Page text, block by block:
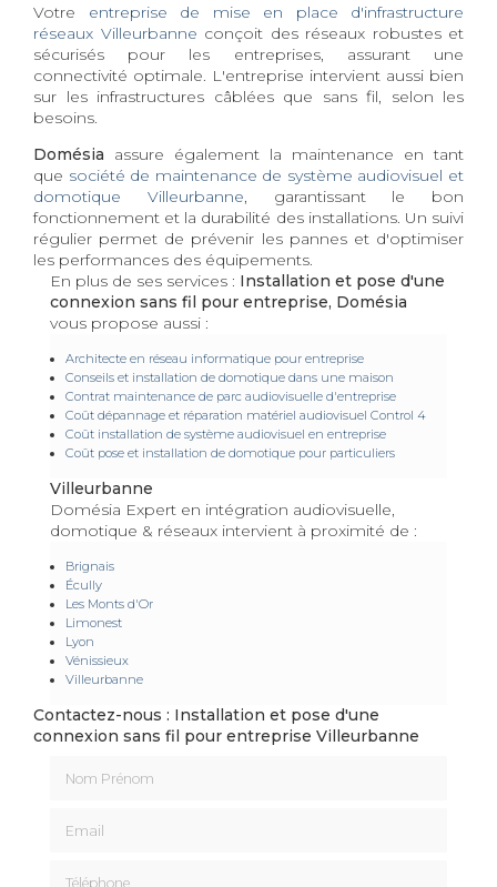
Votre entreprise de mise en place d'infrastructure
réseaux Villeurbanne conçoit des réseaux robustes et
sécurisés pour les entreprises, assurant une
connectivité optimale. L'entreprise intervient aussi bien
sur les infrastructures câblées que sans fil, selon les
besoins.
Domésia assure également la maintenance en tant
que société de maintenance de système audiovisuel et
domotique Villeurbanne , garantissant le bon
fonctionnement et la durabilité des installations. Un suivi
régulier permet de prévenir les pannes et d'optimiser
les performances des équipements.
En plus de ses services : Installation et pose d'une
connexion sans fil pour entreprise, Domésia
vous propose aussi :
Architecte en réseau informatique pour entreprise
Conseils et installation de domotique dans une maison
Contrat maintenance de parc audiovisuelle d'entreprise
Coût dépannage et réparation matériel audiovisuel Control 4
Coût installation de système audiovisuel en entreprise
Coût pose et installation de domotique pour particuliers
Villeurbanne
Domésia Expert en intégration audiovisuelle,
domotique & réseaux intervient à proximité de :
Brignais
Écully
Les Monts d'Or
Limonest
Lyon
Vénissieux
Villeurbanne
Contactez-nous : Installation et pose d'une
connexion sans fil pour entreprise Villeurbanne